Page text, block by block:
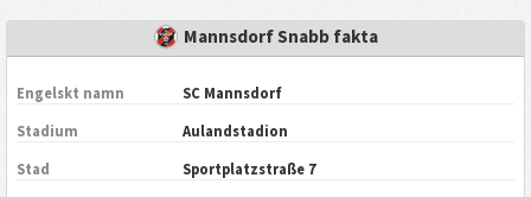
Mannsdorf Snabb fakta
Engelskt namn SC Mannsdorf
Stadium Aulandstadion
Stad Sportplatzstraße 7